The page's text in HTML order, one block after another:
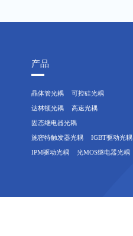
产品
晶体管光耦 可控硅光耦
达林顿光耦 高速光耦
固态继电器光耦
施密特触发器光耦 IGBT驱动光耦
IPM驱动光耦 光MOS继电器光耦